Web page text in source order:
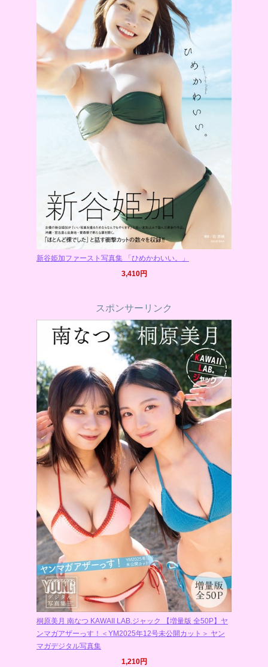
新谷姫加ファースト写真集 「ひめかわいい。」
3,410円
スポンサーリンク
桐原美月 南なつ KAWAII LAB.ジャック 【増量版 全50P】ヤ
ンマガアザーっす！＜YM2025年12号未公開カット＞ ヤン
マガデジタル写真集
1,210円